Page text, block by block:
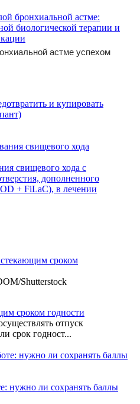
бронхиальной астме:
биологической терапии и
астме успехом
свищевого хода с
дополненного
+ FiLaC), в лечении
Shutterstoсk
сроком годности
отпуск
срок годност...
нужно ли сохранять баллы